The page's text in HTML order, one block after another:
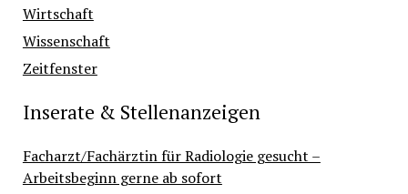
Wirtschaft
Wissenschaft
Zeitfenster
Inserate & Stellenanzeigen
Facharzt/Fachärztin für Radiologie gesucht –
Arbeitsbeginn gerne ab sofort